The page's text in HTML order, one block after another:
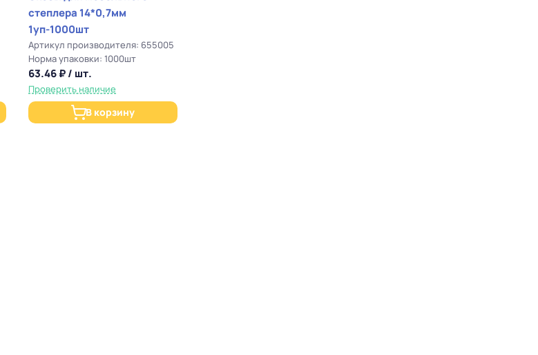
степлера 14*0,7мм
1уп-1000шт
Артикул производителя: 655005
Норма упаковки: 1000шт
63.46 ₽ / шт.
Проверить наличие
В корзину